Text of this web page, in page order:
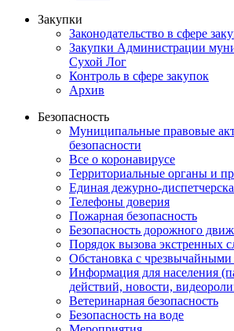
Закупки
Законодательство в сфере
Закупки Администрации
Сухой Лог
Контроль в сфере закупок
Архив
Безопасность
Муниципальные правовые
безопасности
Все о коронавирусе
Территориальные органы и
Единая дежурно-
Телефоны доверия
Пожарная безопасность
Безопасность дорожного
Порядок вызова экстренных
Обстановка с
Информация для населения
действий, новости,
Ветеринарная безопасность
Безопасность на воде